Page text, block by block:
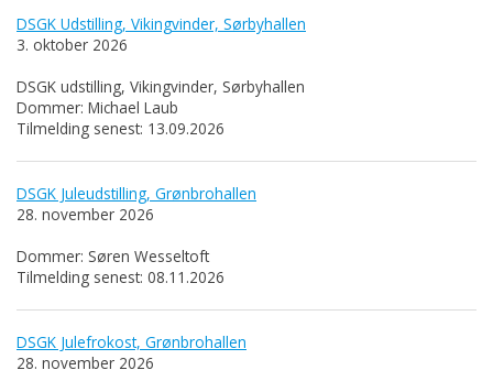
DSGK Udstilling, Vikingvinder, Sørbyhallen
3. oktober 2026
DSGK udstilling, Vikingvinder, Sørbyhallen
Dommer: Michael Laub
Tilmelding senest: 13.09.2026
DSGK Juleudstilling, Grønbrohallen
28. november 2026
Dommer: Søren Wesseltoft
Tilmelding senest: 08.11.2026
DSGK Julefrokost, Grønbrohallen
28. november 2026